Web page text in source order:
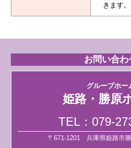
きます。
お問い合わ
グループホー
姫路・勝原
TEL： 079-
〒671-1201 兵庫県姫路市